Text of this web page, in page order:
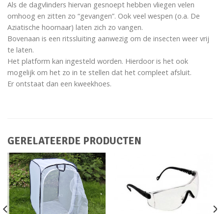
Als de dagvlinders hiervan gesnoept hebben vliegen velen
omhoog en zitten zo “gevangen”. Ook veel wespen (o.a. De
Aziatische hoornaar) laten zich zo vangen.
Bovenaan is een ritssluiting aanwezig om de insecten weer vrij
te laten.
Het platform kan ingesteld worden. Hierdoor is het ook
mogelijk om het zo in te stellen dat het compleet afsluit.
Er ontstaat dan een kweekhoes.
GERELATEERDE PRODUCTEN